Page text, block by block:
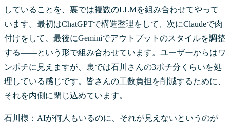
していることを、裏では複数のLLMを組み合わせてやって
います。最初はChatGPTで構造整理をして、次にClaudeで肉
付けをして、最後にGeminiでアウトプットのスタイルを調整
する——という形で組み合わせています。ユーザーからはワ
ンポチに見えますが、裏では石川さんの3ポチ分くらいを処
理している感じです。皆さんの工数負担を削減するために、
それを内側に閉じ込めています。
石川様：AIが何人もいるのに、それが見えないというのが